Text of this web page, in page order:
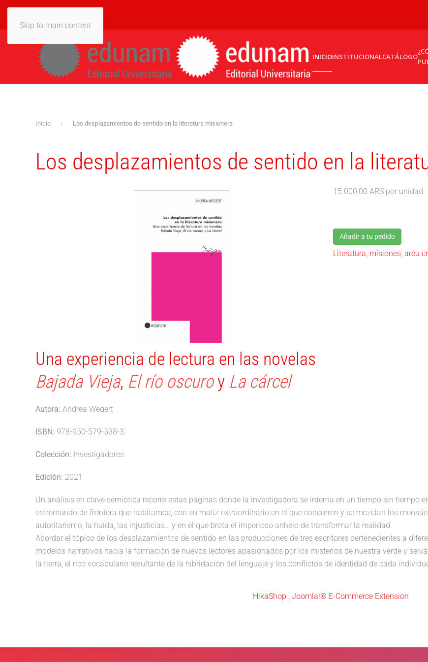
Skip to main content
INICIOINSTITUCIONALCATÁLOGO
Inicio Los desplazamientos de sentido en la literatura misionera
Los desplazamientos de sentido en la
15 000,00 ARS por unidad
Añadir a tu pedido
Literatura, misiones, areu
Una experiencia de lectura en las novelas
Bajada Vieja, El río oscuroy La cárcel
Autora: Andrea Wegert
ISBN: 978-950-579-538-3
Colección: Investigadores
Edición: 2021
Un análisis en clave semiótica recorre estas páginas donde la investigadora se interna en un tiempo sin tiempo
entremundo de frontera que habitamos, con su matiz extraordinario en el que concurren y se mezclan los
autoritarismo, la huida, las injusticias… y en el que brota el imperioso anhelo de transformar la realidad.
Abordar el tópico de los desplazamientos de sentido en las producciones de tres escritores pertenecientes a
modelos narrativos hacia la formación de nuevos lectores apasionados por los misterios de nuestra verde y
la tierra, el rico vocabulario resultante de la hibridación del lenguaje y los conflictos de identidad de cada
HikaShop , Joomla!® E-Commerce Extension